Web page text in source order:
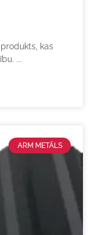
kas
ARM METĀLS